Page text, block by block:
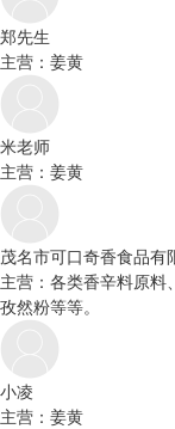
郑先生
主营：姜黄
米老师
主营：姜黄
茂名市可口奇香食品有
主营：各类香辛料原料
孜然粉等等。
小凌
主营：姜黄